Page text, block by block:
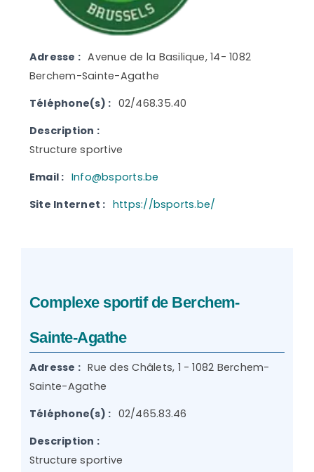
Adresse : Avenue de la Basilique, 14- 1082
Berchem-Sainte-Agathe
Téléphone(s) : 02/468.35.40
Description :
Structure sportive
Email : Info@bsports.be
Site Internet : https://bsports.be/
Complexe sportif de Berchem-
Sainte-Agathe
Adresse : Rue des Châlets, 1 - 1082 Berchem-
Sainte-Agathe
Téléphone(s) : 02/465.83.46
Description :
Structure sportive